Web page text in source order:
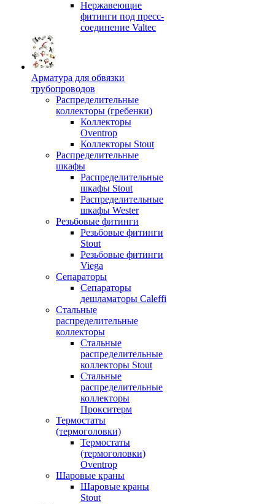
Нержавеющие
фитинги под пресс-
соединение Valtec
Арматура для обвязки
трубопроводов
Распределительные
коллекторы (гребенки)
Коллекторы
Oventrop
Коллекторы Stout
Распределительные
шкафы
Распределительные
шкафы Stout
Распределительные
шкафы Wester
Резьбовые фитинги
Резьбовые фитинги
Stout
Резьбовые фитинги
Viega
Сепараторы
Сепараторы
дешламаторы Caleffi
Стальные
распределительные
коллекторы
Стальные
распределительные
коллекторы Stout
Стальные
распределительные
коллекторы
Прокситерм
Термостаты
(термоголовки)
Термостаты
(термоголовки)
Oventrop
Шаровые краны
Шаровые краны
Stout